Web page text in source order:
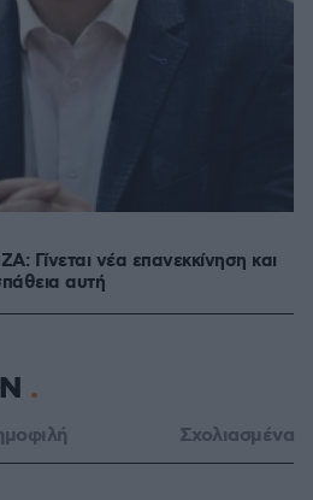
Γίνεται νέα επανεκκίνηση και
αυτή
Σχολιασμένα